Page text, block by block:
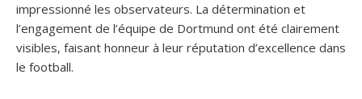
impressionné les observateurs. La détermination et
l’engagement de l’équipe de Dortmund ont été clairement
visibles, faisant honneur à leur réputation d’excellence dans
le football.